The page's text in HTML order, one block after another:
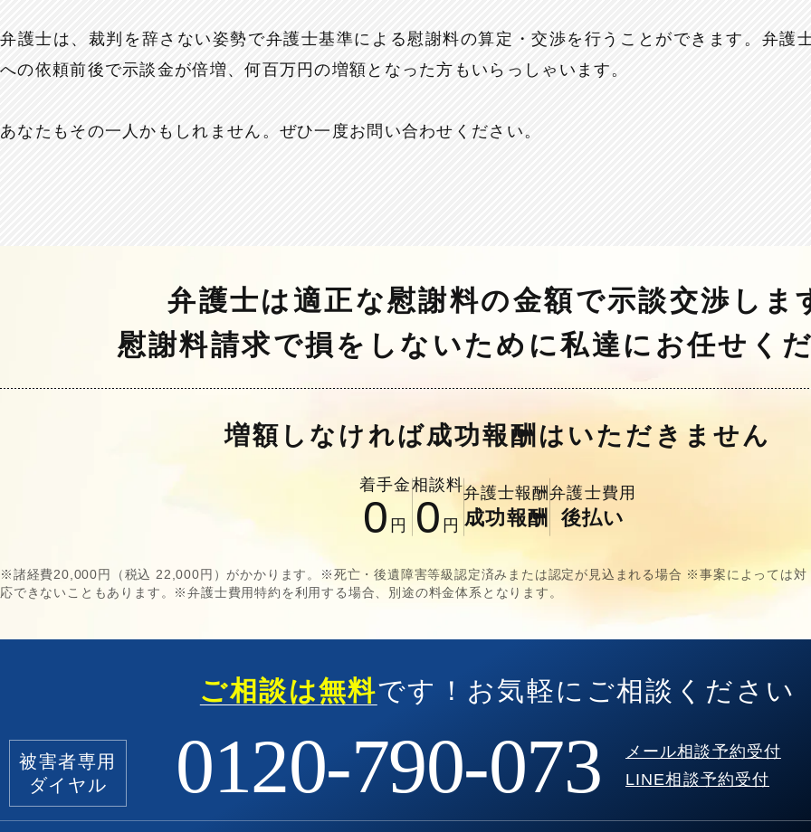
弁護士は、裁判を辞さない姿勢で弁護士基準による慰謝料の算定・交渉を行うことができます。弁護
への依頼前後で示談金が倍増、何百万円の増額となった方もいらっしゃいます。
あなたもその一人かもしれません。ぜひ一度お問い合わせください。
弁護士は適正な慰謝料の金額で示談交渉しま
慰謝料請求で損をしないために私達にお任せく
増額しなければ成功報酬はいただきません
着手金
0 円
相談料
0 円
弁護士報酬
成功報酬
弁護士費用
後払い
※諸経費20,000円（税込 22,000円）がかかります。※死亡・後遺障害等級認定済みまたは認定が見込まれる場合 ※事案によっては対
応できないこともあります。※弁護士費用特約を利用する場合、別途の料金体系となります。
ご相談は無料です！ お気軽にご相談ください
被害者専用
ダイヤル
0120-790-073
メール相談予約受付
LINE相談予約受付